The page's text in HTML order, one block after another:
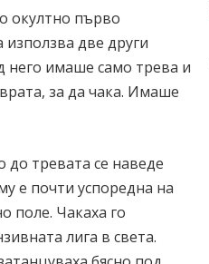
окултно първо
две други
него имаше само трева и
за да чака. Имаше
до тревата се наведе
е почти успоредна на
поле. Чакаха го
лига в света.